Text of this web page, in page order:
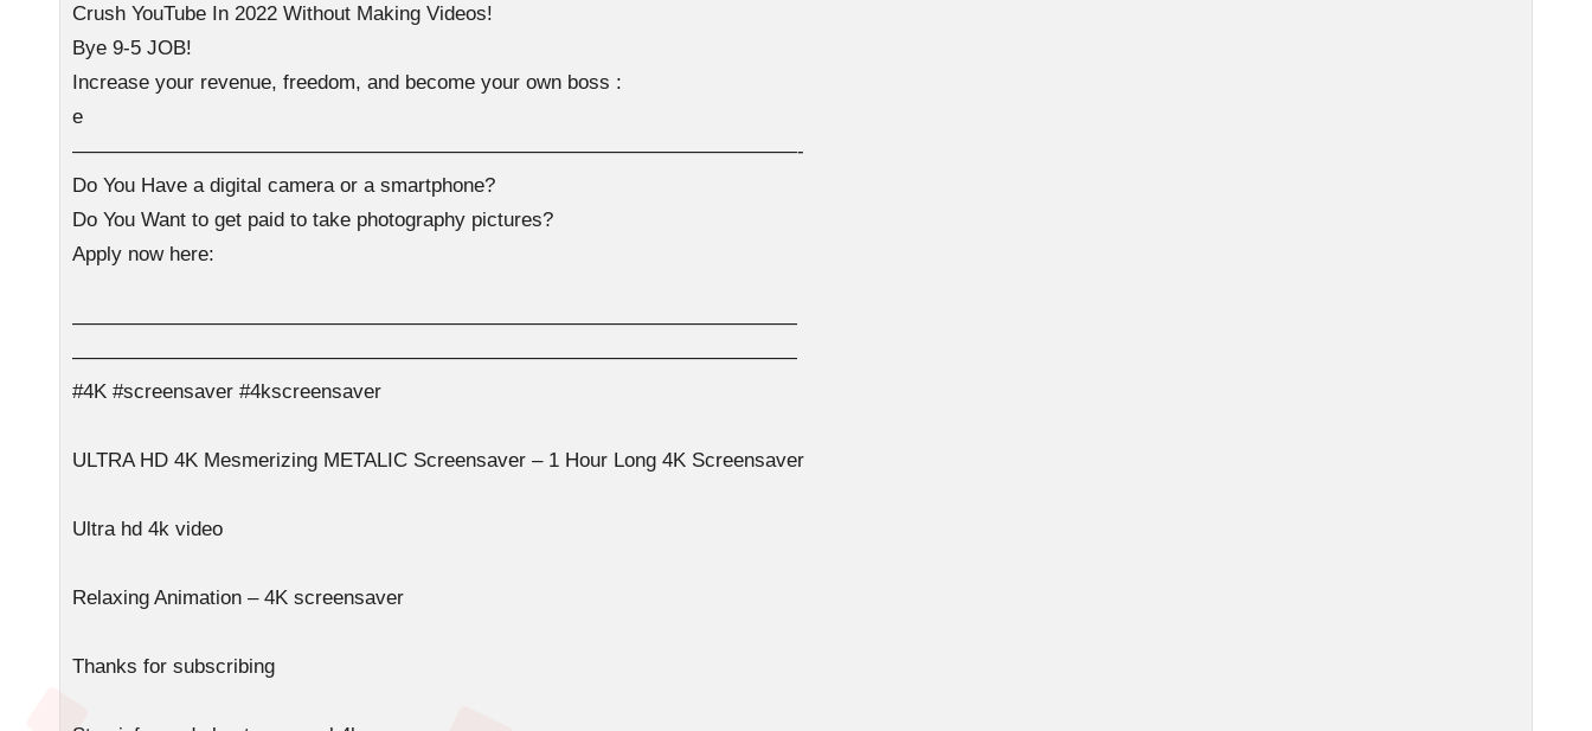
Crush YouTube In 2022 Without Making Videos!
Bye 9-5 JOB!
Increase your revenue, freedom, and become your own boss :
e
————————————————————————————————————-
Do You Have a digital camera or a smartphone?
Do You Want to get paid to take photography pictures?
Apply now here:
————————————————————————————————————
————————————————————————————————————
#4K #screensaver #4kscreensaver
ULTRA HD 4K Mesmerizing METALIC Screensaver – 1 Hour Long 4K Screensaver
Ultra hd 4k video
Relaxing Animation – 4K screensaver
Thanks for subscribing